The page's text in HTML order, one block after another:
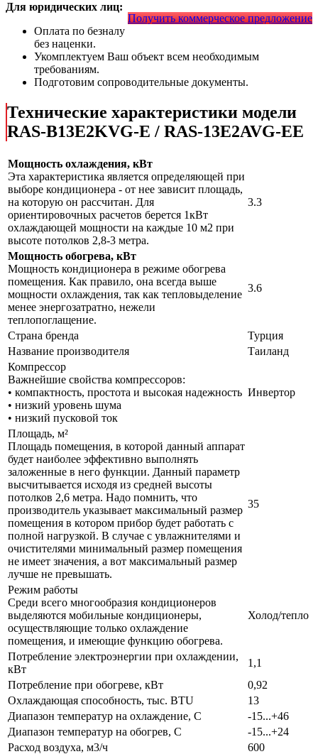
Получить коммерческое предложение
Для юридических лиц:
Оплата по безналу
без наценки.
Укомплектуем Ваш объект всем необходимым
требованиям.
Подготовим сопроводительные документы.
Технические характеристики модели
RAS-B13E2KVG-E / RAS-13E2AVG-EE
Мощность охлаждения, кВт
Эта характеристика является определяющей при
выборе кондиционера - от нее зависит площадь,
на которую он рассчитан. Для
ориентировочных расчетов берется 1кВт
охлаждающей мощности на каждые 10 м2 при
высоте потолков 2,8-3 метра.
3.3
Мощность обогрева, кВт
Мощность кондиционера в режиме обогрева
помещения. Как правило, она всегда выше
мощности охлаждения, так как тепловыделение
менее энергозатратно, нежели
теплопоглащение.
3.6
Страна бренда
Турция
Название производителя
Таиланд
Компрессор
Важнейшие свойства компрессоров:
• компактность, простота и высокая надежность
• низкий уровень шума
• низкий пусковой ток
Инвертор
Площадь, м²
Площадь помещения, в которой данный аппарат
будет наиболее эффективно выполнять
заложенные в него функции. Данный параметр
высчитывается исходя из средней высоты
потолков 2,6 метра. Надо помнить, что
производитель указывает максимальный размер
помещения в котором прибор будет работать с
полной нагрузкой. В случае с увлажнителями и
очистителями минимальный размер помещения
не имеет значения, а вот максимальный размер
лучше не превышать.
35
Режим работы
Среди всего многообразия кондиционеров
выделяются мобильные кондиционеры,
осуществляющие только охлаждение
помещения, и имеющие функцию обогрева.
Холод/тепло
Потребление электроэнергии при охлаждении,
кВт
1,1
Потребление при обогреве, кВт
0,92
Охлаждающая способность, тыс. BTU
13
Диапазон температур на охлаждение, С
-15...+46
Диапазон температур на обогрев, С
-15...+24
Расход воздуха, м3/ч
600